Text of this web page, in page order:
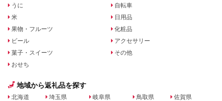
うに
米
果物・フルーツ
ビール
菓子・スイーツ
おせち
自転車
日用品
化粧品
アクセサリー
その他
地域から返礼品を探す
北海道
埼玉県
岐阜県
鳥取県
佐賀県